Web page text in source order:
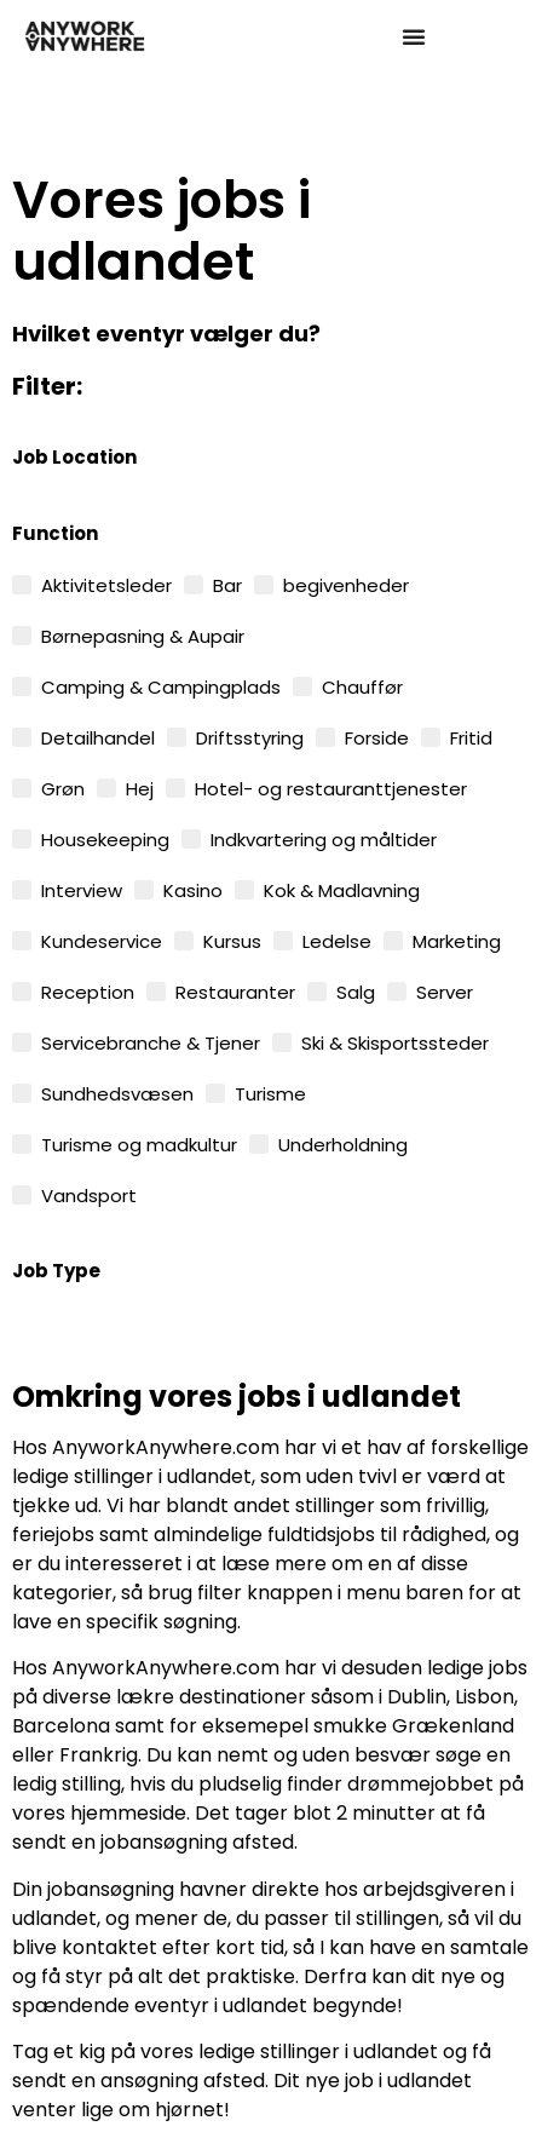
Vores jobs i
udlandet
Hvilket eventyr vælger du?
Filter:
Job Location
Function
Aktivitetsleder Bar
begivenheder
Børnepasning & Aupair
Camping & Campingplads
Chauffør
Detailhandel
Driftsstyring Forside
Fritid
Grøn
Hej
Hotel- og restauranttjenester
Housekeeping
Indkvartering og måltider
Interview
Kasino
Kok & Madlavning
Kundeservice
Kursus Ledelse
Marketing
Reception
Restauranter Salg
Server
Servicebranche & Tjener
Ski & Skisportssteder
Sundhedsvæsen
Turisme
Turisme og madkultur
Underholdning
Vandsport
Job Type
Omkring vores jobs i udlandet
Hos AnyworkAnywhere.com har vi et hav af forskellige
ledige stillinger i udlandet, som uden tvivl er værd at
tjekke ud. Vi har blandt andet stillinger som frivillig,
feriejobs samt almindelige fuldtidsjobs til rådighed, og
er du interesseret i at læse mere om en af disse
kategorier, så brug filter knappen i menu baren for at
lave en specifik søgning.
Hos AnyworkAnywhere.com har vi desuden ledige jobs
på diverse lækre destinationer såsom i Dublin, Lisbon,
Barcelona samt for eksemepel smukke Grækenland
eller Frankrig. Du kan nemt og uden besvær søge en
ledig stilling, hvis du pludselig finder drømmejobbet på
vores hjemmeside. Det tager blot 2 minutter at få
sendt en jobansøgning afsted.
Din jobansøgning havner direkte hos arbejdsgiveren i
udlandet, og mener de, du passer til stillingen, så vil du
blive kontaktet efter kort tid, så I kan have en samtale
og få styr på alt det praktiske. Derfra kan dit nye og
spændende eventyr i udlandet begynde!
Tag et kig på vores ledige stillinger i udlandet og få
sendt en ansøgning afsted. Dit nye job i udlandet
venter lige om hjørnet!